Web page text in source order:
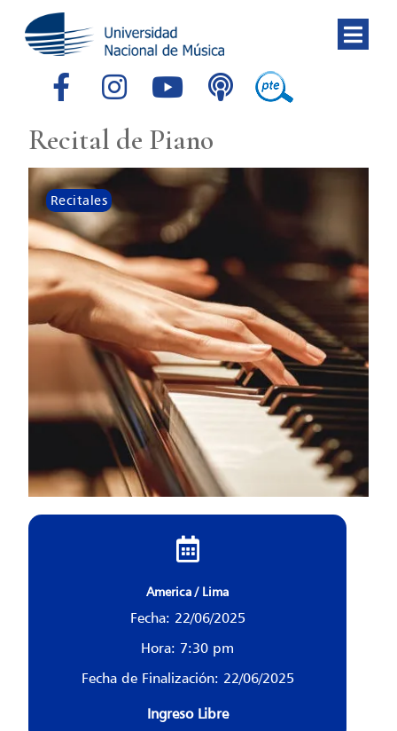
Recital de Piano
Recitales
America / Lima
Fecha: 22/06/2025
Hora: 7:30 pm
Fecha de Finalización: 22/06/2025
Ingreso Libre